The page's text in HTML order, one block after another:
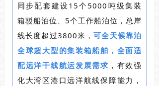
同步配套建设15个5000吨级集装
箱驳船泊位、5个工作船泊位，总岸
线长度超过3800米，可全天候靠泊
全球超大型的集装箱船舶，全面适
配远洋干线航运发展需求 ，有效强
化大湾区港口远洋航线保障能力，